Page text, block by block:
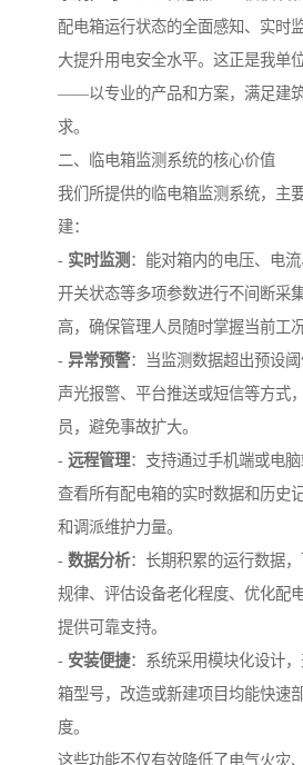
配电箱运行状态的全面感知、实时
大提升用电安全水平。这正是我单
——以专业的产品和方案，满足建
求。
二、临电箱监测系统的核心价值
我们所提供的临电箱监测系统，主
建：
- 实时监测 ：能对箱内的电压、电流
开关状态等多项参数进行不间断采
高，确保管理人员随时掌握当前工况
- 异常预警：当监测数据超出预设
声光报警、平台推送或短信等方式
员，避免事故扩大。
- 远程管理：支持通过手机端或电脑
查看所有配电箱的实时数据和历史
和调派维护力量。
- 数据分析：长期积累的运行数据
规律、评估设备老化程度、优化配
提供可靠支持。
- 安装便捷：系统采用模块化设计
箱型号，改造或新建项目均能快速
度。
这些功能不仅有效降低了电气火灾